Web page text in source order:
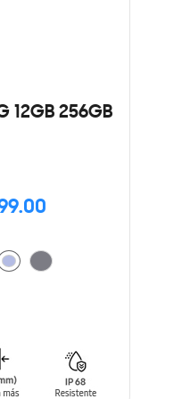
12GB 256GB